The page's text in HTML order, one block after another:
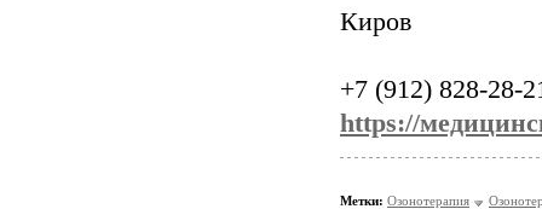
Киров
+7 (912) 828-28-
https://
Метки: Озонотерапия